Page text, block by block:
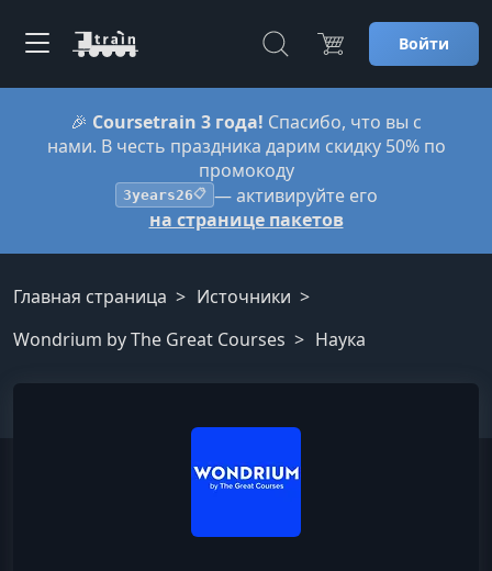
Войти
🎉 Coursetrain 3 года! Спасибо, что вы с
нами. В честь праздника дарим скидку 50% по
промокоду
3years26📋 — активируйте его
на странице пакетов
Главная страница
Источники
Wondrium by The Great Courses
Наука